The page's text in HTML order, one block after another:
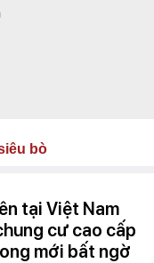
bò
tại Việt Nam
cư cao cấp
mới bất ngờ